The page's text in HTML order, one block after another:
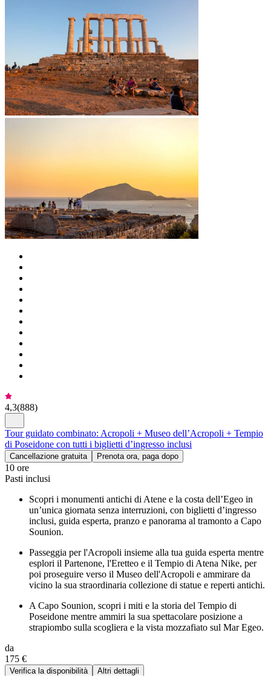
4,3(888)
Tour guidato combinato: Acropoli + Museo dell’Acropoli + Tempio
di Poseidone con tutti i biglietti d’ingresso inclusi
Cancellazione gratuita Prenota ora, paga dopo
10 ore
Pasti inclusi
Scopri i monumenti antichi di Atene e la costa dell’Egeo in
un’unica giornata senza interruzioni, con biglietti d’ingresso
inclusi, guida esperta, pranzo e panorama al tramonto a Capo
Sounion.
Passeggia per l'Acropoli insieme alla tua guida esperta mentre
esplori il Partenone, l'Eretteo e il Tempio di Atena Nike, per
poi proseguire verso il Museo dell'Acropoli e ammirare da
vicino la sua straordinaria collezione di statue e reperti antichi.
A Capo Sounion, scopri i miti e la storia del Tempio di
Poseidone mentre ammiri la sua spettacolare posizione a
strapiombo sulla scogliera e la vista mozzafiato sul Mar Egeo.
da
175 €
Verifica la disponibilità Altri dettagli